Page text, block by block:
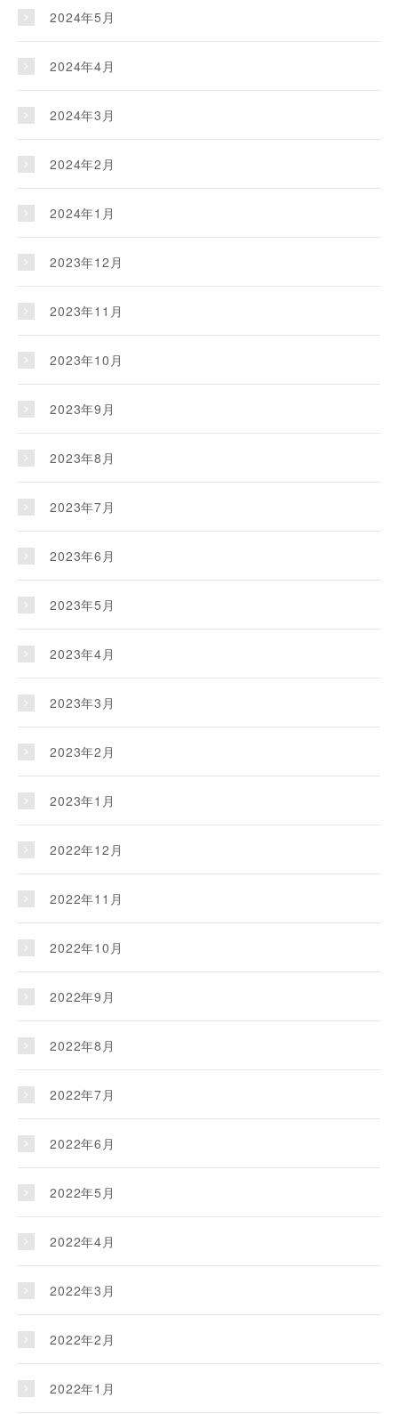
2024年5月
2024年4月
2024年3月
2024年2月
2024年1月
2023年12月
2023年11月
2023年10月
2023年9月
2023年8月
2023年7月
2023年6月
2023年5月
2023年4月
2023年3月
2023年2月
2023年1月
2022年12月
2022年11月
2022年10月
2022年9月
2022年8月
2022年7月
2022年6月
2022年5月
2022年4月
2022年3月
2022年2月
2022年1月